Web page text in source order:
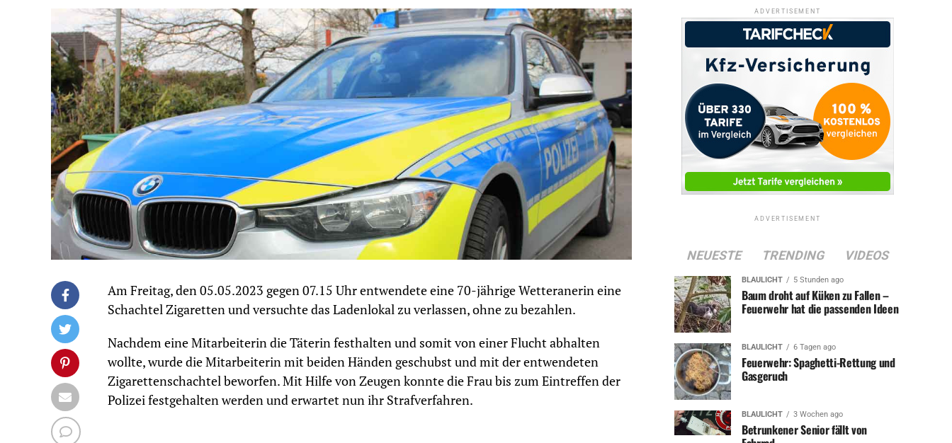
Am Freitag, den 05.05.2023 gegen 07.15 Uhr entwendete eine 70-jährige Wetteranerin eine
Schachtel Zigaretten und versuchte das Ladenlokal zu verlassen, ohne zu bezahlen.
Nachdem eine Mitarbeiterin die Täterin festhalten und somit von einer Flucht abhalten
wollte, wurde die Mitarbeiterin mit beiden Händen geschubst und mit der entwendeten
Zigarettenschachtel beworfen. Mit Hilfe von Zeugen konnte die Frau bis zum Eintreffen der
Polizei festgehalten werden und erwartet nun ihr Strafverfahren.
ADVERTISEMENT
ADVERTISEMENT
NEUESTE TRENDING VIDEOS
BLAULICHT 5 Stunden ago
Baum droht auf Küken zu Fallen –
Feuerwehr hat die passenden Ideen
BLAULICHT 6 Tagen ago
Feuerwehr: Spaghetti-Rettung und
Gasgeruch
BLAULICHT 3 Wochen ago
Betrunkener Senior fällt von